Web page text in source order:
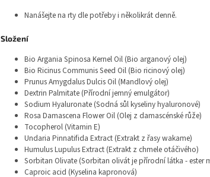
Nanášejte na rty dle potřeby i několikrát denně.
Složení
Bio Argania Spinosa Kernel Oil (Bio arganový olej)
Bio Ricinus Communis Seed Oil (Bio ricinový olej)
Prunus Amygdalus Dulcis Oil (Mandlový olej)
Dextrin Palmitate (Přírodní jemný emulgátor)
Sodium Hyaluronate (Sodná sůl kyseliny hyaluronové)
Rosa Damascena Flower Oil (Olej z damascénské růže)
Tocopherol (Vitamin E)
Undaria Pinnatifida Extract (Extrakt z řasy wakame)
Humulus Lupulus Extract (Extrakt z chmele otáčivého)
Sorbitan Olivate (Sorbitan olivát je přírodní látka - ester
Caproic acid (Kyselina kapronová)